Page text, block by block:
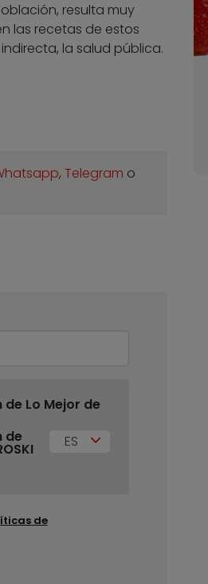
resulta muy
las recetas de estos
la salud pública.
,Telegram o
Lo Mejor de
de
ES
de